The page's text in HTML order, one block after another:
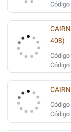
408)
Código
Código